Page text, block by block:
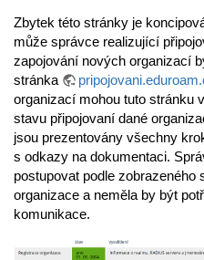
Zbytek této stránky je
může správce realizující
zapojování nových organizací
stránka
organizací mohou tuto stránku
stavu připojovaní dané
jsou prezentovány všechny
s odkazy na dokumentaci.
postupovat podle zobrazeného
organizace a neměla by být
komunikace.